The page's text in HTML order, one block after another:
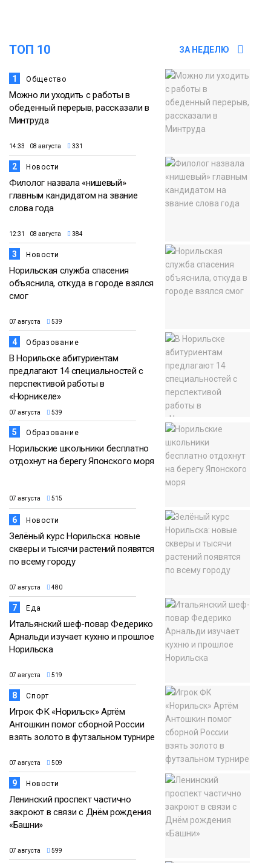
Новости
ТОП 10 ЗА НЕДЕЛЮ
1 Общество
Можно ли уходить с работы в
обеденный перерыв, рассказали в
Минтруда
14:33 08 августа 331
2 Новости
Филолог назвала «нишевый»
главным кандидатом на звание
слова года
12:31 08 августа 384
3 Новости
Норильская служба спасения
объяснила, откуда в городе взялся
смог
07 августа 539
4 Образование
В Норильске абитуриентам
предлагают 14 специальностей с
перспективой работы в
«Норникеле»
07 августа 539
5 Образование
Норильские школьники бесплатно
отдохнут на берегу Японского моря
07 августа 515
6 Новости
Зелёный курс Норильска: новые
скверы и тысячи растений появятся
по всему городу
07 августа 480
7 Еда
Итальянский шеф-повар Федерико
Арнальди изучает кухню и прошлое
Норильска
07 августа 519
8 Спорт
Игрок ФК «Норильск» Артём
Антошкин помог сборной России
взять золото в футзальном турнире
07 августа 509
9 Новости
Ленинский проспект частично
закроют в связи с Днём рождения
«Башни»
07 августа 599